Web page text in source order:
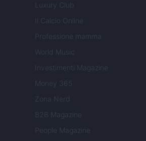
Luxury Club
Il Calcio Online
Professione mamma
World Music
Investimenti Magazine
Money 365
Zona Nerd
B2B Magazine
People Magazine